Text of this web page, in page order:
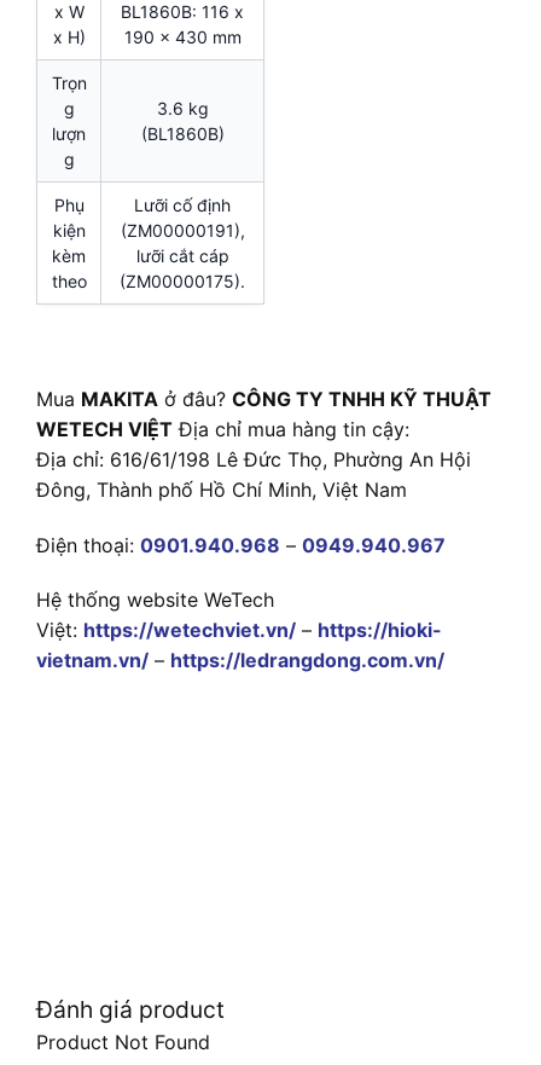
x W
x H)
BL1860B: 116 x
190 x 430 mm
Trọn
g
lượn
g
3.6 kg
(BL1860B)
Phụ
kiện
kèm
theo
Lưỡi cố định
(ZM00000191),
lưỡi cắt cáp
(ZM00000175).
Mua MAKITA ở đâu? CÔNG TY TNHH KỸ THUẬT
WETECH VIỆT Địa chỉ mua hàng tin cậy:
Địa chỉ: 616/61/198 Lê Đức Thọ, Phường An Hội
Đông, Thành phố Hồ Chí Minh, Việt Nam
Điện thoại: 0901.940.968 – 0949.940.967
Hệ thống website WeTech
Việt: https://wetechviet.vn/ – https://hioki-
vietnam.vn/ – https://ledrangdong.com.vn/
Đánh giá product
Product Not Found